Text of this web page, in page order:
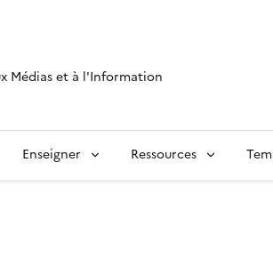
Médias et à l'Information
Enseigner Ressources